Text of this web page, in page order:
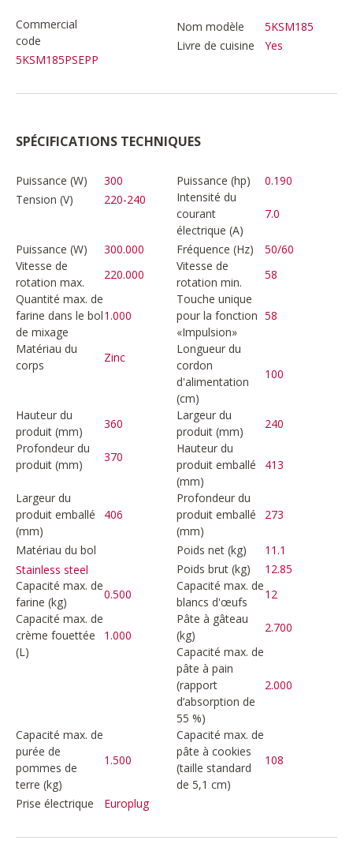
Commercial
code
5KSM185PSEPP
Nom modèle
5KSM185
Livre de cuisine
Yes
SPÉCIFICATIONS TECHNIQUES
Puissance (W) 300 Puissance (hp)
0.190
Tension (V)
220-240
Intensité du
courant
électrique (A)
7.0
Puissance (W) 300.000 Fréquence (Hz)
50/60
Vitesse de
rotation max.
220.000
Vitesse de
rotation min.
58
Quantité max. de
farine dans le bol
de mixage
1.000
Touche unique
pour la fonction
«Impulsion»
58
Matériau du
corps
Zinc
Longueur du
cordon
d'alimentation
(cm)
100
Hauteur du
produit (mm)
360
Largeur du
produit (mm)
240
Profondeur du
produit (mm)
370
Hauteur du
produit emballé
(mm)
413
Largeur du
produit emballé
(mm)
406
Profondeur du
produit emballé
(mm)
273
Matériau du bol
Stainless steel
Poids net (kg)
11.1
Poids brut (kg)
12.85
Capacité max. de
farine (kg)
0.500
Capacité max. de
blancs d'œufs
12
Capacité max. de
crème fouettée
(L)
1.000
Pâte à gâteau
(kg)
2.700
Capacité max. de
pâte à pain
(rapport
d’absorption de
55 %)
2.000
Capacité max. de
purée de
pommes de
terre (kg)
1.500
Capacité max. de
pâte à cookies
(taille standard
de 5,1 cm)
108
Prise électrique Europlug